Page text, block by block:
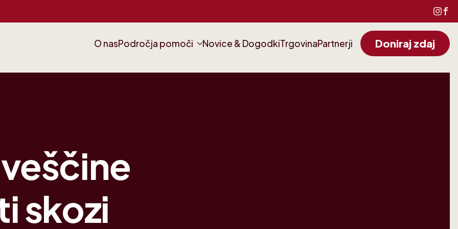
O nasPodročja pomoči Novice & DogodkiTrgovinaPartnerji Doniraj zdaj
skozi